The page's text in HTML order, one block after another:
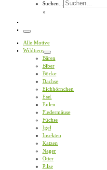
Suchen...
×
Menü
Alle Motive
Wildtiere
Bären
Biber
Böcke
Dachse
Eichhörnchen
Esel
Eulen
Fledermäuse
Füchse
Igel
Insekten
Katzen
Nager
Otter
Pilze